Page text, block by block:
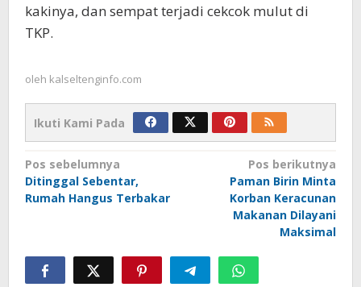
kakinya, dan sempat terjadi cekcok mulut di
TKP.
oleh kalseltenginfo.com
Ikuti Kami Pada
Navigasi
pos
Pos sebelumnya
Ditinggal Sebentar,
Rumah Hangus Terbakar
Pos berikutnya
Paman Birin Minta
Korban Keracunan
Makanan Dilayani
Maksimal